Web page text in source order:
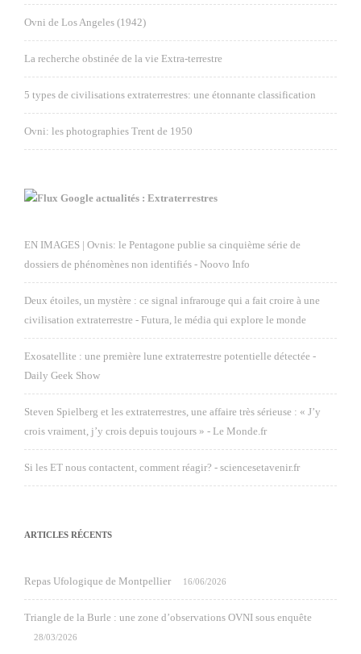
Ovni de Los Angeles (1942)
La recherche obstinée de la vie Extra-terrestre
5 types de civilisations extraterrestres: une étonnante classification
Ovni: les photographies Trent de 1950
Google actualités : Extraterrestres
EN IMAGES | Ovnis: le Pentagone publie sa cinquième série de
dossiers de phénomènes non identifiés - Noovo Info
Deux étoiles, un mystère : ce signal infrarouge qui a fait croire à une
civilisation extraterrestre - Futura, le média qui explore le monde
Exosatellite : une première lune extraterrestre potentielle détectée -
Daily Geek Show
Steven Spielberg et les extraterrestres, une affaire très sérieuse : « J’y
crois vraiment, j’y crois depuis toujours » - Le Monde.fr
Si les ET nous contactent, comment réagir? - sciencesetavenir.fr
ARTICLES RÉCENTS
Repas Ufologique de Montpellier 16/06/2026
Triangle de la Burle : une zone d’observations OVNI sous enquête
28/03/2026